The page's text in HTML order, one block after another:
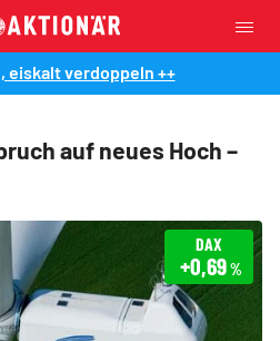
eiskalt verdoppeln ++
auf neues Hoch –
DAX
+0,69%